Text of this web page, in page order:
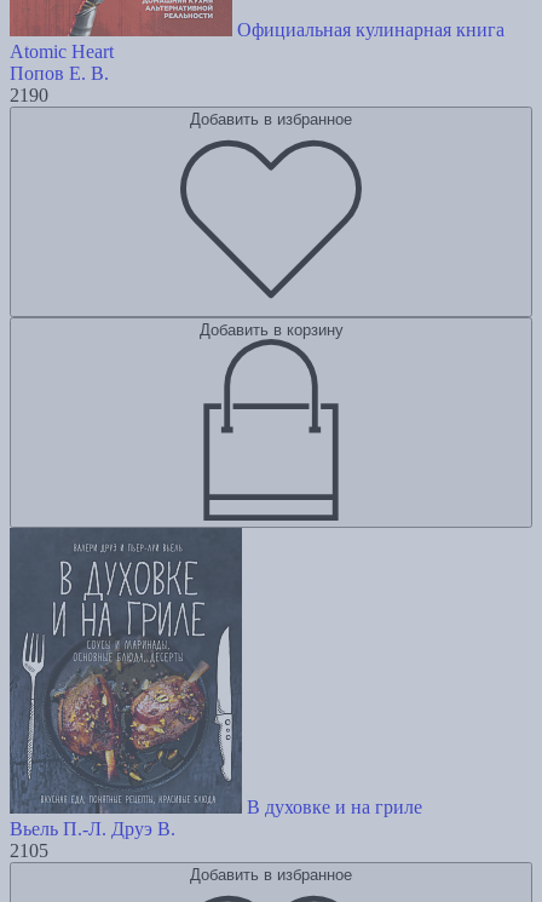
Официальная кулинарная книга
Atomic Heart
Попов Е. В.
2190
Добавить в избранное
Добавить в корзину
В духовке и на гриле
Вьель П.-Л. Друэ В.
2105
Добавить в избранное